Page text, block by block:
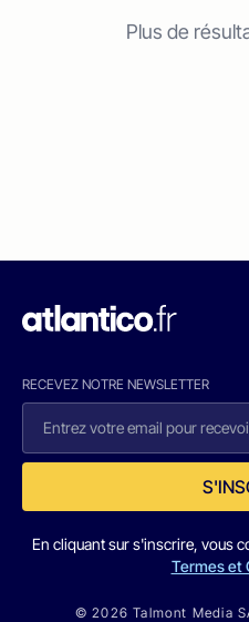
Plus de
RECEVEZ NOTRE NEWSLETTER
En cliquant sur s'inscrire, vous
Termes et
© 2026 Talmont Media